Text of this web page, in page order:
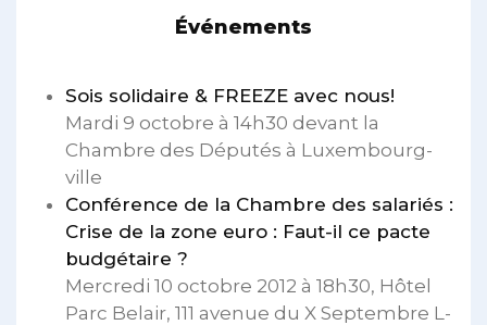
Événements
Sois solidaire & FREEZE avec nous!
Mardi 9 octobre à 14h30 devant la
Chambre des Députés à Luxembourg-
ville
Conférence de la Chambre des salariés :
Crise de la zone euro : Faut-il ce pacte
budgétaire ?
Mercredi 10 octobre 2012 à 18h30, Hôtel
Parc Belair, 111 avenue du X Septembre L-